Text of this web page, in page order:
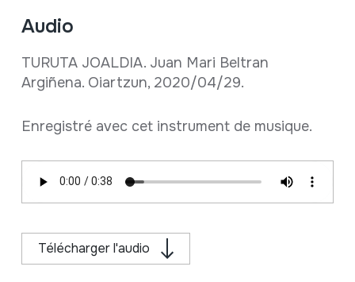
Audio
TURUTA JOALDIA. Juan Mari Beltran
Argiñena. Oiartzun, 2020/04/29.
Enregistré avec cet instrument de musique.
Télécharger l'audio